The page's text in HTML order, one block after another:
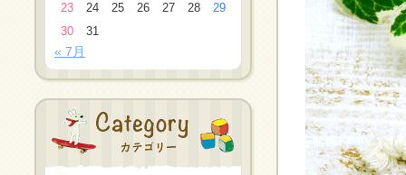
23
24 25 26 27 28
29
30
31
« 7月